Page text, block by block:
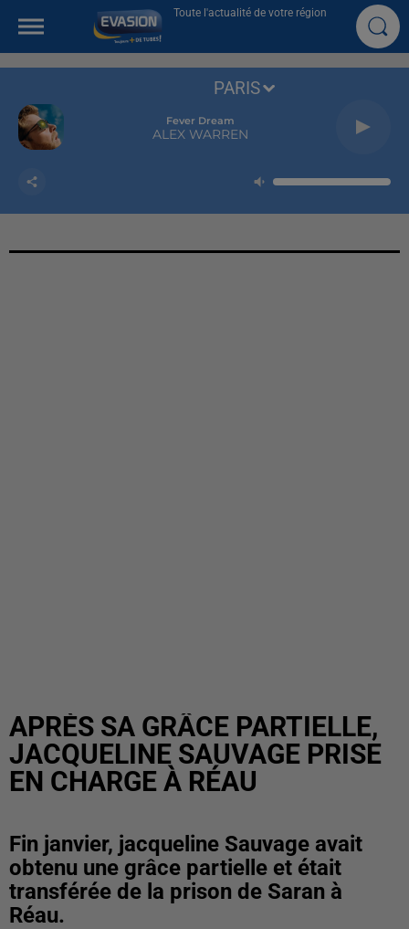
Toute l'actualité de votre région
Substitution
PURPLE DISCO MACHINE ET KUNGS
PARIS
APRÈS SA GRÂCE PARTIELLE,
JACQUELINE SAUVAGE PRISE
EN CHARGE À RÉAU
Fin janvier, jacqueline Sauvage avait
obtenu une grâce partielle et était
transférée de la prison de Saran à
Réau.